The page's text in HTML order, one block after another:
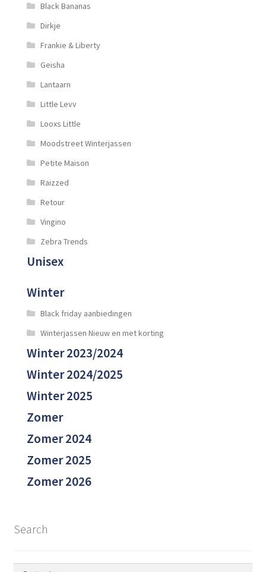
Black Bananas
Dirkje
Frankie & Liberty
Geisha
Lantaarn
Little Levv
Looxs Little
Moodstreet Winterjassen
Petite Maison
Raizzed
Retour
Vingino
Zebra Trends
Unisex
Winter
Black friday aanbiedingen
Winterjassen Nieuw en met korting
Winter 2023/2024
Winter 2024/2025
Winter 2025
Zomer
Zomer 2024
Zomer 2025
Zomer 2026
Search